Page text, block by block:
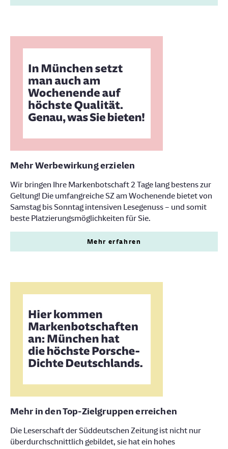
Mehr Werbewirkung erzielen
Wir bringen Ihre Markenbotschaft 2 Tage lang bestens zur
Geltung! Die umfangreiche SZ am Wochenende bietet von
Samstag bis Sonntag intensiven Lesegenuss – und somit
beste Platzierungsmöglichkeiten für Sie.
Mehr erfahren
Mehr in den Top-Zielgruppen erreichen
Die Leserschaft der Süddeutschen Zeitung ist nicht nur
überdurchschnittlich gebildet, sie hat ein hohes